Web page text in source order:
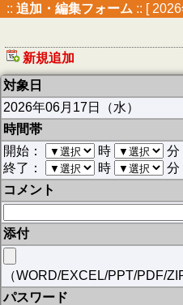
:: 追加・編集フォーム :: [
新規追加
対象日
2026年06月17日（水）
時間帯
開始：
時 分
終了：
時
分
コメント
添付
（WORD/EXCEL/PPT/PDF/
パスワード